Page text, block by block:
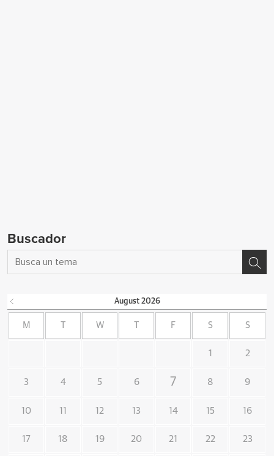
Buscador
August 2026
M W F S S
1 2
3 4 5 6 7 8 9
10 11 12 13 14 15 16
17 18 19 20 21 22 23